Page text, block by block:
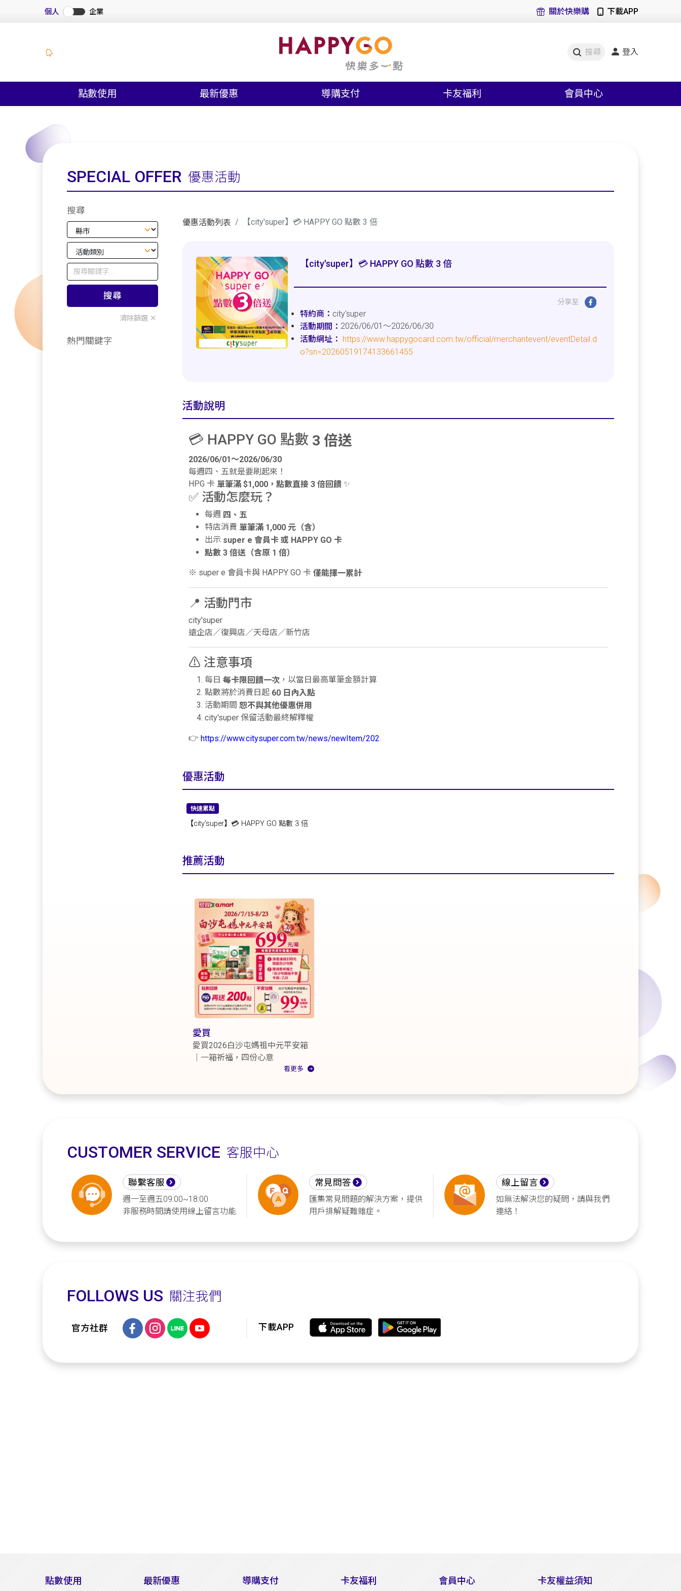
個人 企業 關於快樂購 下載APP
搜尋 登入
點數使用 最新優惠 導購支付 卡友福利 會員中心
SPECIAL OFFER 優惠活動
搜尋
搜尋
清除篩選
熱門關鍵字
優惠活動列表 【city'super】💳 HAPPY GO 點數 3 倍
【city'super】💳 HAPPY GO 點數 3 倍
分享至
city'super
2026/06/01～2026/06/30
https://www.happygocard.com.tw/official/merchantevent/eventDetail.d
o?sn=20260519174133661455
活動說明
💳 HAPPY GO 點數 3 倍送
2026/06/01～2026/06/30
每週四、五就是要刷起來！
HPG 卡 單筆滿 $1,000，點數直接 3 倍回饋 ✨
✅ 活動怎麼玩？
每週 四、五
特店消費 單筆滿 1,000 元（含）
出示 super e 會員卡 或 HAPPY GO 卡
點數 3 倍送（含原 1 倍）
※ super e 會員卡與 HAPPY GO 卡 僅能擇一累計
📍 活動門市
city'super
遠企店／復興店／天母店／新竹店
⚠ 注意事項
每日 每卡限回饋一次 ，以當日最高單筆金額計算
點數將於消費日起 60 日內入點
活動期間 恕不與其他優惠併用
city'super 保留活動最終解釋權
👉 https://www.citysuper.com.tw/news/newItem/202
優惠活動
快速累點
【city'super】💳 HAPPY GO 點數 3 倍
推薦活動
愛買
愛買2026白沙屯媽祖中元平安箱
｜一箱祈福，四份心意
看更多
CUSTOMER SERVICE 客服中心
聯繫客服
週一至週五09:00~18:00
非服務時間請使用線上留言功能
常見問答
匯集常見問題的解決方案，提供
用戶排解疑難雜症。
線上留言
如無法解決您的疑問，請與我們
連絡！
FOLLOWS US 關注我們
官方社群 下載APP
點數使用 最新優惠 導購支付 卡友福利 會員中心 卡友權益須知